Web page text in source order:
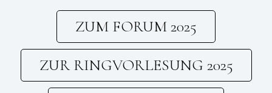
ZUM FORUM 2025
ZUR RINGVORLESUNG 2025